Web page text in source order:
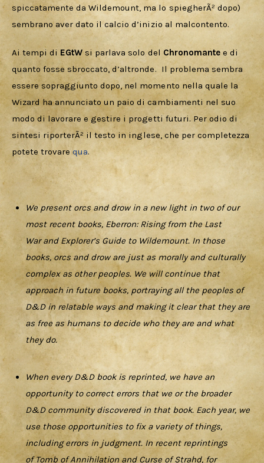
spiccatamente da Wildemount, ma lo spiegherÃ² dopo)
sembrano aver dato il calcio d’inizio al malcontento.
Ai tempi di EGtW si parlava solo del Chronomante e di
quanto fosse sbroccato, d’altronde.  Il problema sembra
essere sopraggiunto dopo, nel momento nella quale la
Wizard ha annunciato un paio di cambiamenti nel suo
modo di lavorare e gestire i progetti futuri. Per odio di
sintesi riporterÃ² il testo in inglese, che per completezza
potete trovare qua.
We present orcs and drow in a new light in two of our
most recent books, Eberron: Rising from the Last
War and Explorer’s Guide to Wildemount. In those
books, orcs and drow are just as morally and culturally
complex as other peoples. We will continue that
approach in future books, portraying all the peoples of
D&D in relatable ways and making it clear that they are
as free as humans to decide who they are and what
they do.
When every D&D book is reprinted, we have an
opportunity to correct errors that we or the broader
D&D community discovered in that book. Each year, we
use those opportunities to fix a variety of things,
including errors in judgment. In recent reprintings
of Tomb of Annihilation and Curse of Strahd, for